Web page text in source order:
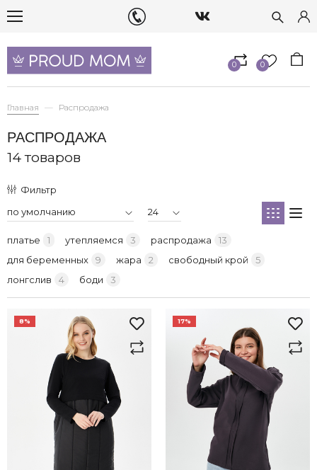
0 0
Главная Распродажа
РАСПРОДАЖА
14 товаров
Фильтр
платье 1 утепляемся 3 распродажа
13
для беременных
9 жара 2 свободный крой
5
лонгслив
4 боди 3
8% 17%